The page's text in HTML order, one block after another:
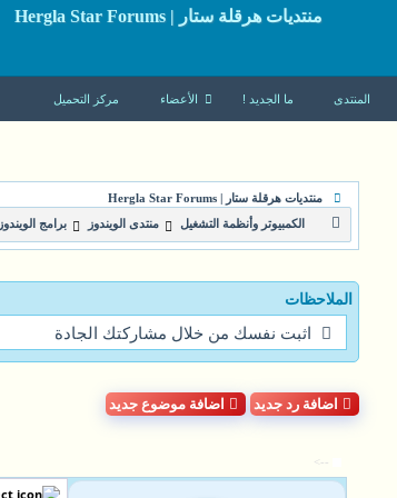
منتديات هرقلة ستار | Hergla Star Forums
المنتدى ما الجديد ! الأعضاء مركز التحميل
منتديات هرقلة ستار | Hergla Star Forums
الكمبيوتر وأنظمة التشغيل
منتدى الويندوز برامج الويندوز
الملاحظات
اثبت نفسك من خلال مشاركتك الجادة
اضافة رد جديد اضافة موضوع جديد
-->